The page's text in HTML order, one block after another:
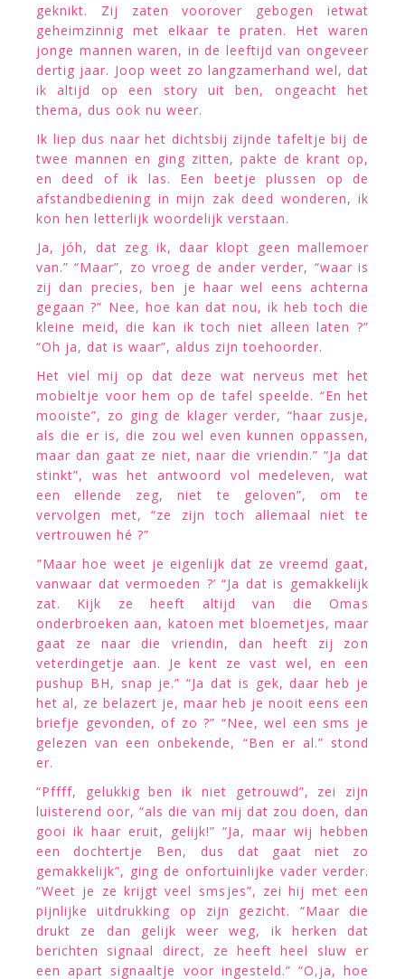
geknikt. Zij zaten voorover gebogen ietwat
geheimzinnig met elkaar te praten. Het waren
jonge mannen waren, in de leeftijd van ongeveer
dertig jaar. Joop weet zo langzamerhand wel, dat
ik altijd op een story uit ben, ongeacht het
thema, dus ook nu weer.
Ik liep dus naar het dichtsbij zijnde tafeltje bij de
twee mannen en ging zitten, pakte de krant op,
en deed of ik las. Een beetje plussen op de
afstandbediening in mijn zak deed wonderen, ik
kon hen letterlijk woordelijk verstaan.
Ja, jóh, dat zeg ik, daar klopt geen mallemoer
van.” “Maar”, zo vroeg de ander verder, “waar is
zij dan precies, ben je haar wel eens achterna
gegaan ?” Nee, hoe kan dat nou, ik heb toch die
kleine meid, die kan ik toch niet alleen laten ?”
“Oh ja, dat is waar”, aldus zijn toehoorder.
Het viel mij op dat deze wat nerveus met het
mobieltje voor hem op de tafel speelde. “En het
mooiste”, zo ging de klager verder, “haar zusje,
als die er is, die zou wel even kunnen oppassen,
maar dan gaat ze niet, naar die vriendin.” “Ja dat
stinkt”, was het antwoord vol medeleven, wat
een ellende zeg, niet te geloven”, om te
vervolgen met, “ze zijn toch allemaal niet te
vertrouwen hé ?”
”Maar hoe weet je eigenlijk dat ze vreemd gaat,
vanwaar dat vermoeden ?’ “Ja dat is gemakkelijk
zat. Kijk ze heeft altijd van die Omas
onderbroeken aan, katoen met bloemetjes, maar
gaat ze naar die vriendin, dan heeft zij zon
veterdingetje aan. Je kent ze vast wel, en een
pushup BH, snap je.” “Ja dat is gek, daar heb je
het al, ze belazert je, maar heb je nooit eens een
briefje gevonden, of zo ?” “Nee, wel een sms je
gelezen van een onbekende, “Ben er al.” stond
er.
“Pffff, gelukkig ben ik niet getrouwd”, zei zijn
luisterend oor, “als die van mij dat zou doen, dan
gooi ik haar eruit, gelijk!” “Ja, maar wij hebben
een dochtertje Ben, dus dat gaat niet zo
gemakkelijk”, ging de onfortuinlijke vader verder.
“Weet je ze krijgt veel smsjes”, zei hij met een
pijnlijke uitdrukking op zijn gezicht. “Maar die
drukt ze dan gelijk weer weg, ik herken dat
berichten signaal direct, ze heeft heel sluw er
een apart signaaltje voor ingesteld.” “O,ja, hoe